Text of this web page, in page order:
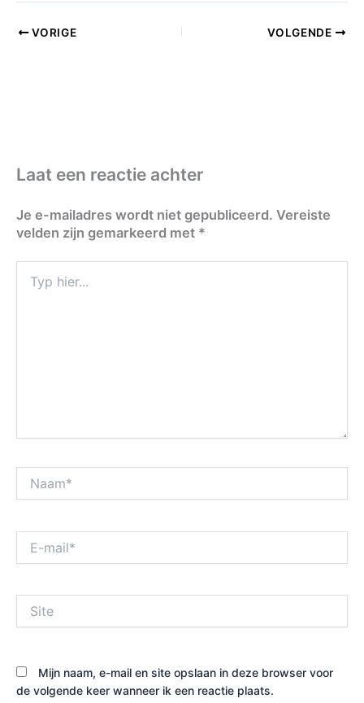
VORIGE VOLGENDE
Laat een reactie achter
Je e-mailadres wordt niet gepubliceerd. Vereiste
velden zijn gemarkeerd met *
hier...
mail*
Mijn naam, e-mail en site opslaan in deze browser voor
de volgende keer wanneer ik een reactie plaats.